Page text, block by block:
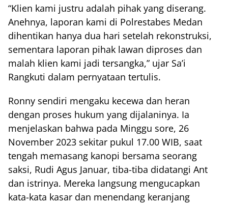
“Klien kami justru adalah pihak yang diserang.
Anehnya, laporan kami di Polrestabes Medan
dihentikan hanya dua hari setelah rekonstruksi,
sementara laporan pihak lawan diproses dan
malah klien kami jadi tersangka,” ujar Sa’i
Rangkuti dalam pernyataan tertulis.
Ronny sendiri mengaku kecewa dan heran
dengan proses hukum yang dijalaninya. Ia
menjelaskan bahwa pada Minggu sore, 26
November 2023 sekitar pukul 17.00 WIB, saat
tengah memasang kanopi bersama seorang
saksi, Rudi Agus Januar, tiba-tiba didatangi Ant
dan istrinya. Mereka langsung mengucapkan
kata-kata kasar dan menendang keranjang